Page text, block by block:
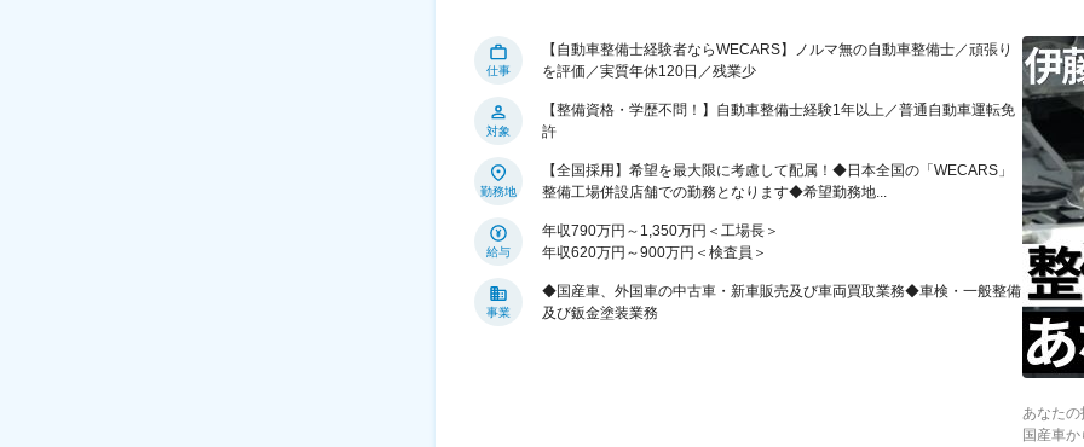
仕事
【自動車整備士経験者ならWECARS】ノルマ無の自動車整備士／頑張り
を評価／実質年休120日／残業少
対象
【整備資格・学歴不問！】自動車整備士経験1年以上／普通自動車運転免
許
勤務地
【全国採用】希望を最大限に考慮して配属！◆日本全国の「WECARS」
整備工場併設店舗での勤務となります◆希望勤務地...
給与
年収790万円～1,350万円＜工場長＞
年収620万円～900万円＜検査員＞
事業
◆国産車、外国車の中古車・新車販売及び車両買取業務◆車検・一般整備
及び鈑金塗装業務
あなたの
国産車